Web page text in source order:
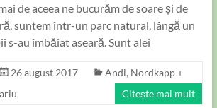
de aceea ne bucurăm de soare și de
suntem într-un parc natural, lângă un
s-au îmbăiat aseară. Sunt alei
26 august 2017 Andi, Nordkapp +
Citește mai mult